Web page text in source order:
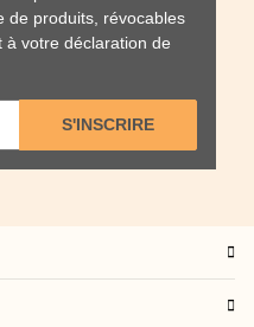
de produits, révocables
à votre déclaration de
S'INSCRIRE